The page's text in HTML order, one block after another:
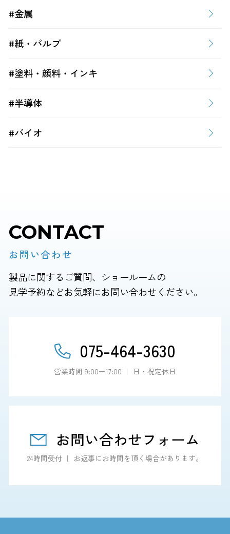
#金属
#紙・パルプ
#塗料・顔料・インキ
#半導体
#バイオ
CONTACT
お問い合わせ
製品に関するご質問、ショールームの
見学予約などお気軽にお問い合わせください。
075-464-3630
営業時間 9:00ー17:00 ｜ 日・祝定休日
お問い合わせフォーム
24時間受付 ｜ お返事にお時間を頂く場合があります。